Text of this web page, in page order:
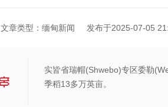
文章类型：缅甸新闻 发布于2025-07-05
实皆省瑞帽(Shwebo)专区委勒
季稻13多万英亩。